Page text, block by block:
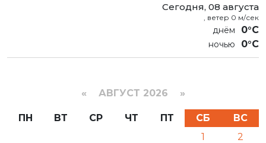
Сегодня, 08 августа
, ветер 0 м/сек
0°C
0°C
« АВГУСТ 2026 »
ПН ВТ СР ЧТ ПТ СБ
ВС
1
2